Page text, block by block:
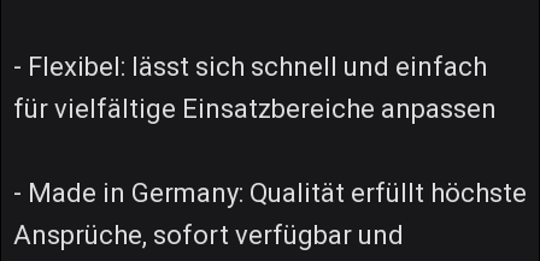
- Flexibel: lässt sich schnell und einfach
für vielfältige Einsatzbereiche anpassen
- Made in Germany: Qualität erfüllt höchste
Ansprüche, sofort verfügbar und